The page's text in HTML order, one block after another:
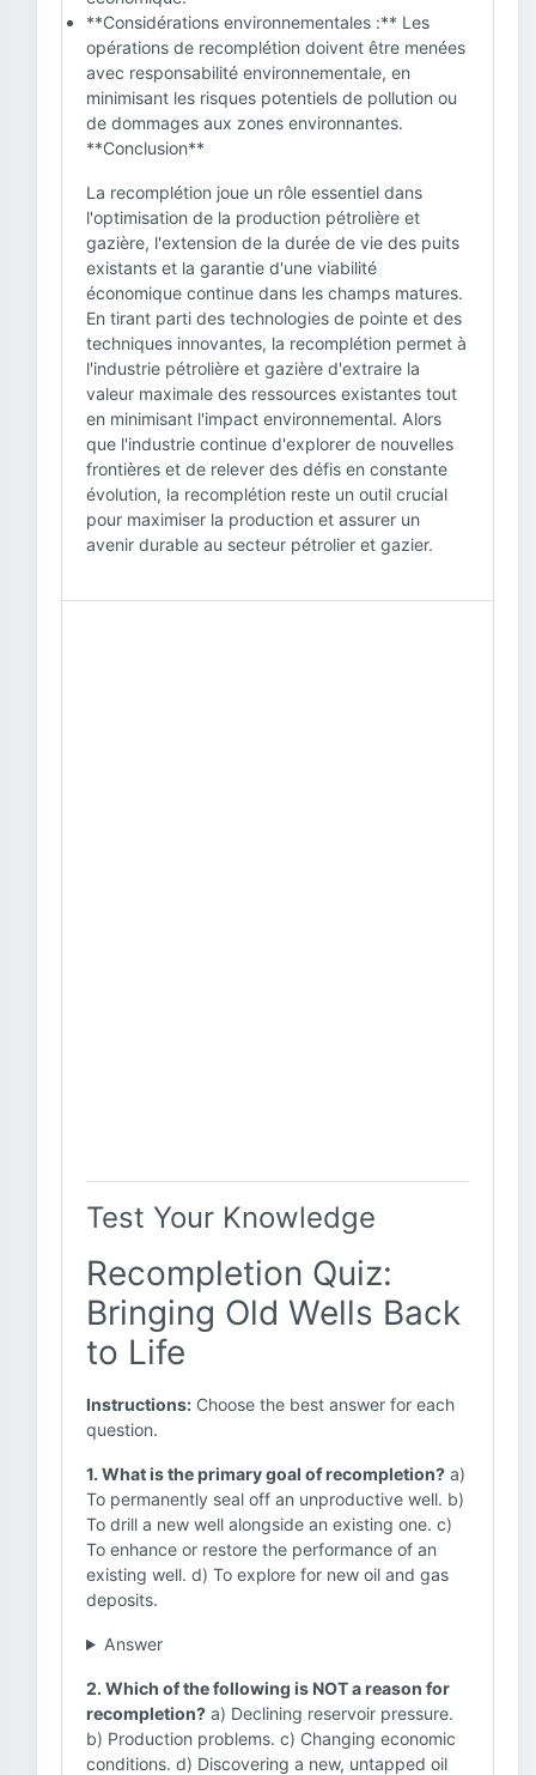
**Considérations environnementales :** Les
opérations de recomplétion doivent être menées
avec responsabilité environnementale, en
minimisant les risques potentiels de pollution ou
de dommages aux zones environnantes.
**Conclusion**
La recomplétion joue un rôle essentiel dans
l'optimisation de la production pétrolière et
gazière, l'extension de la durée de vie des puits
existants et la garantie d'une viabilité
économique continue dans les champs matures.
En tirant parti des technologies de pointe et des
techniques innovantes, la recomplétion permet à
l'industrie pétrolière et gazière d'extraire la
valeur maximale des ressources existantes tout
en minimisant l'impact environnemental. Alors
que l'industrie continue d'explorer de nouvelles
frontières et de relever des défis en constante
évolution, la recomplétion reste un outil crucial
pour maximiser la production et assurer un
avenir durable au secteur pétrolier et gazier.
Test Your Knowledge
Recompletion Quiz:
Bringing Old Wells Back
to Life
Instructions: Choose the best answer for each
question.
1. What is the primary goal of recompletion? a)
To permanently seal off an unproductive well. b)
To drill a new well alongside an existing one. c)
To enhance or restore the performance of an
existing well. d) To explore for new oil and gas
deposits.
Answer
2. Which of the following is NOT a reason for
recompletion? a) Declining reservoir pressure.
b) Production problems. c) Changing economic
conditions. d) Discovering a new, untapped oil